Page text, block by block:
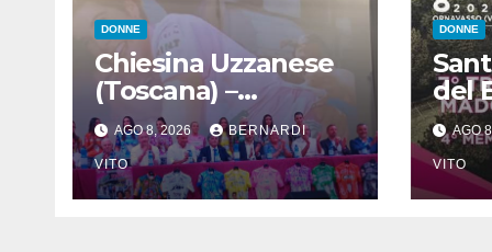
DONNE
Chiesina Uzzanese
(Toscana) –
Presentata la 30°
Edizione del Giro
della Toscana
Femminile : Si
AGO 8, 2026 BERNARDI
VITO
DONNE
del
:
AGO
VITO